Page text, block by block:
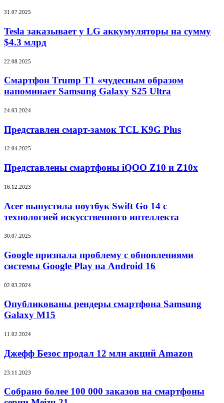
Mate
Tesla
у
LG
аккумуляторы
сумму
млрд
31.07.2025
Tesla заказывает у LG аккумуляторы на сумму
$4.3 млрд
Смартфон
T1
«чудесным
образом
Samsung
S25
22.08.2025
Смартфон Trump T1 «чудесным образом
напоминает Samsung Galaxy S25 Ultra
Представлен
замок
TCL
K9G
24.03.2024
Представлен смарт-замок TCL K9G Plus
Представлены
iQOO
Z10
и
12.04.2025
Представлены смартфоны iQOO Z10 и Z10x
Acer
ноутбук
Go
с
искусственного
интеллекта
16.12.2023
Acer выпустила ноутбук Swift Go 14 с
технологией искусственного интеллекта
Google
проблему
обновлениями
Google
на
Android
30.07.2025
Google признала проблему с обновлениями
системы Google Play на Android 16
Опубликованы
смартфона
Samsung
Galaxy
02.03.2024
Опубликованы рендеры смартфона Samsung
Galaxy M15
Джефф
продал
12
млн
Amazon
11.02.2024
Джефф Безос продал 12 млн акций Amazon
Собрано
100
000
23.11.2023
Собрано более 100 000 заказов на смартфоны